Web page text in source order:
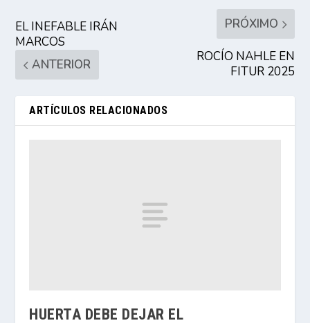
EL INEFABLE IRÁN
MARCOS
ANTERIOR
PRÓXIMO
ROCÍO NAHLE EN
FITUR 2025
ARTÍCULOS RELACIONADOS
HUERTA DEBE DEJAR EL